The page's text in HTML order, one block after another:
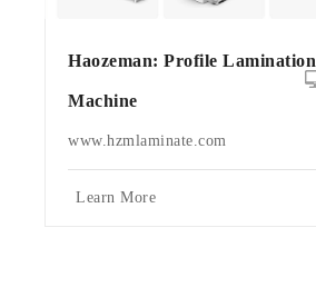
Haozeman: Profile Lamination
Machine
www.hzmlaminate.com
Learn More